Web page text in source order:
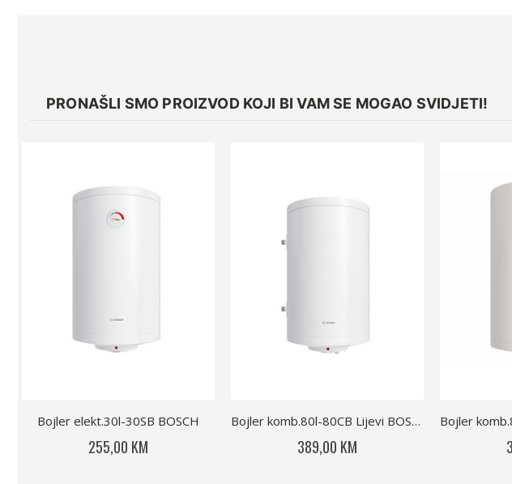
PRONAŠLI SMO PROIZVOD KOJI BI VAM SE MOGAO SVIDJETI!
Bojler elekt.30l-30SB BOSCH
255,00 KM
Bojler komb.80l-80CB Lijevi BOSCH
389,00 KM